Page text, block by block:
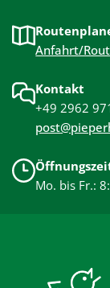
Anfahrt/
Kontakt
+49 2962
Mo. bis Fr.: